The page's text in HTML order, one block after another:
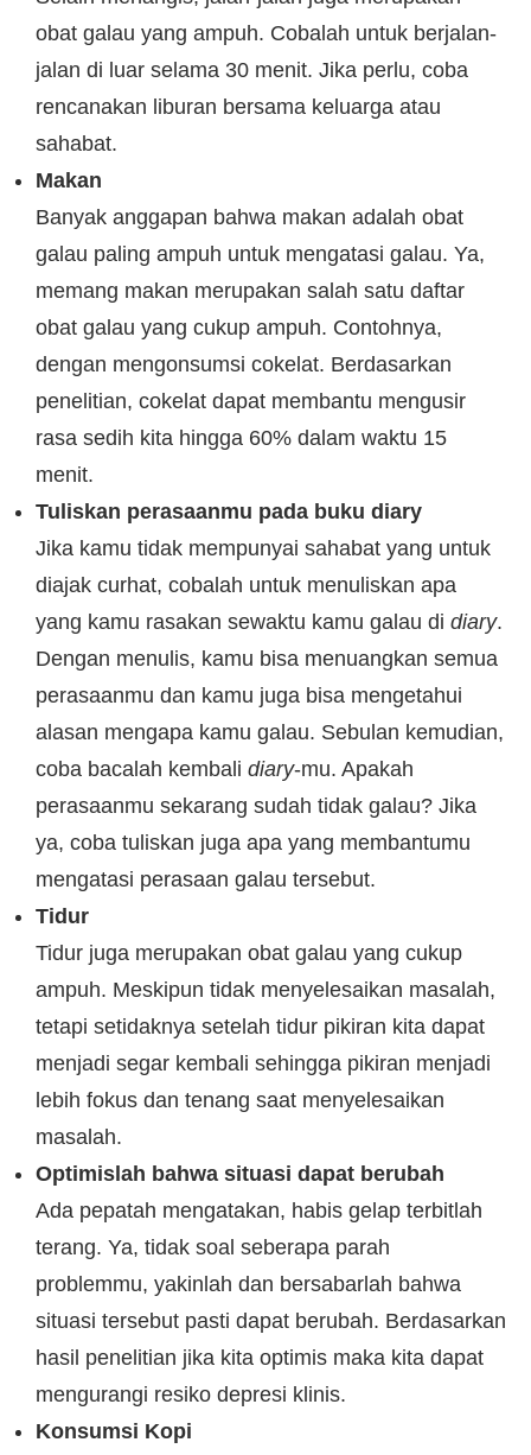
obat galau yang ampuh. Cobalah untuk berjalan-
jalan di luar selama 30 menit. Jika perlu, coba
rencanakan liburan bersama keluarga atau
sahabat.
Makan
Banyak anggapan bahwa makan adalah obat
galau paling ampuh untuk mengatasi galau. Ya,
memang makan merupakan salah satu daftar
obat galau yang cukup ampuh. Contohnya,
dengan mengonsumsi cokelat. Berdasarkan
penelitian, cokelat dapat membantu mengusir
rasa sedih kita hingga 60% dalam waktu 15
menit.
Tuliskan perasaanmu pada buku diary
Jika kamu tidak mempunyai sahabat yang untuk
diajak curhat, cobalah untuk menuliskan apa
yang kamu rasakan sewaktu kamu galau di diary.
Dengan menulis, kamu bisa menuangkan semua
perasaanmu dan kamu juga bisa mengetahui
alasan mengapa kamu galau. Sebulan kemudian,
coba bacalah kembali diary-mu. Apakah
perasaanmu sekarang sudah tidak galau? Jika
ya, coba tuliskan juga apa yang membantumu
mengatasi perasaan galau tersebut.
Tidur
Tidur juga merupakan obat galau yang cukup
ampuh. Meskipun tidak menyelesaikan masalah,
tetapi setidaknya setelah tidur pikiran kita dapat
menjadi segar kembali sehingga pikiran menjadi
lebih fokus dan tenang saat menyelesaikan
masalah.
Optimislah bahwa situasi dapat berubah
Ada pepatah mengatakan, habis gelap terbitlah
terang. Ya, tidak soal seberapa parah
problemmu, yakinlah dan bersabarlah bahwa
situasi tersebut pasti dapat berubah. Berdasarkan
hasil penelitian jika kita optimis maka kita dapat
mengurangi resiko depresi klinis.
Konsumsi Kopi